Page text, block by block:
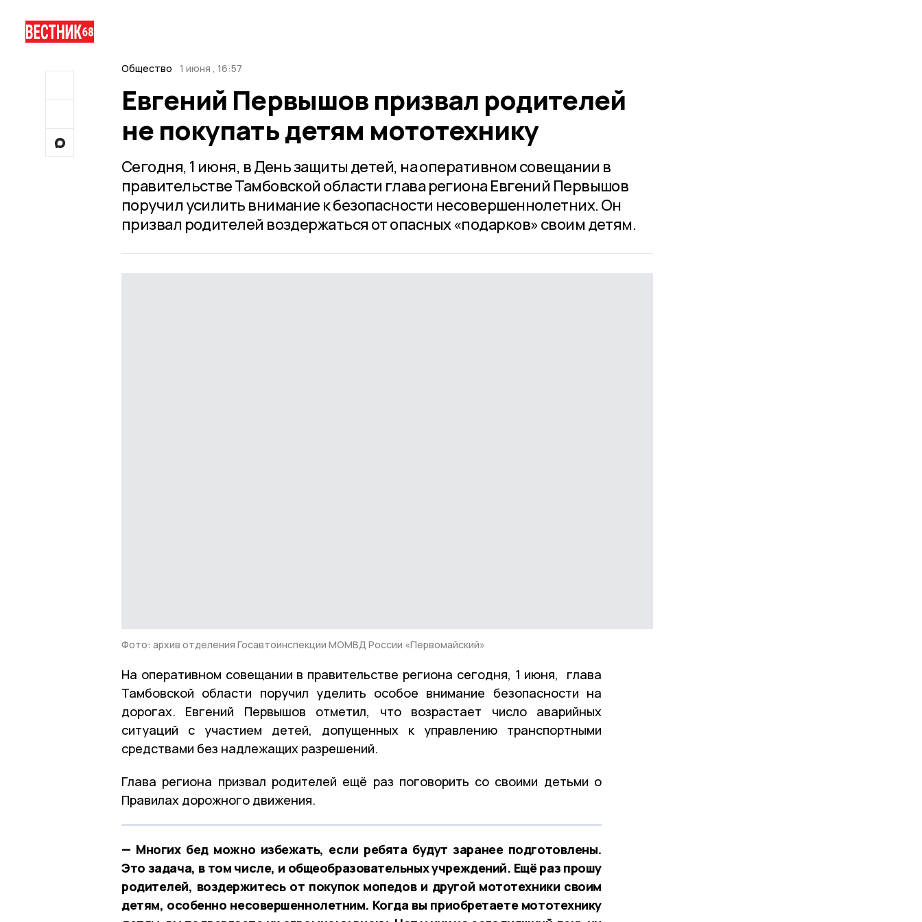
Общество 1 июня , 16:57
Евгений Первышов призвал родителей
не покупать детям мототехнику
Сегодня, 1 июня, в День защиты детей, на оперативном совещании в
правительстве Тамбовской области глава региона Евгений Первышов
поручил усилить внимание к безопасности несовершеннолетних. Он
призвал родителей воздержаться от опасных «подарков» своим детям.
Фото: архив отделения Госавтоинспекции МОМВД России «Первомайский»
На оперативном совещании в правительстве региона сегодня, 1 июня, глава
Тамбовской области поручил уделить особое внимание безопасности на
дорогах. Евгений Первышов отметил, что возрастает число аварийных
ситуаций с участием детей, допущенных к управлению транспортными
средствами без надлежащих разрешений.
Глава региона призвал родителей ещё раз поговорить со своими детьми о
Правилах дорожного движения.
— Многих бед можно избежать, если ребята будут заранее подготовлены.
Это задача, в том числе, и общеобразовательных учреждений. Ещё раз прошу
родителей, воздержитесь от покупок мопедов и другой мототехники своим
детям, особенно несовершеннолетним. Когда вы приобретаете мототехнику